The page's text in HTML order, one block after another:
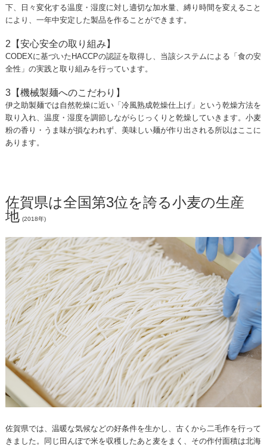
下、日々変化する温度・湿度に対し適切な加水量、縛り時間を変えること
により、一年中安定した製品を作ることができます。
2【安心安全の取り組み】
CODEXに基づいたHACCPの認証を取得し、当該システムによる「食の安
全性」の実践と取り組みを行っています。
3【機械製麺へのこだわり】
伊之助製麺では自然乾燥に近い「冷風熟成乾燥仕上げ」という乾燥方法を
取り入れ、温度・湿度を調節しながらじっくりと乾燥していきます。小麦
粉の香り・うま味が損なわれず、美味しい麺が作り出される所以はここに
あります。
佐賀県は全国第3位を誇る小麦の生産
地 (2018年)
佐賀県では、温暖な気候などの好条件を生かし、古くから二毛作を行って
きました。同じ田んぼで米を収穫したあと麦をまく、その作付面積は北海